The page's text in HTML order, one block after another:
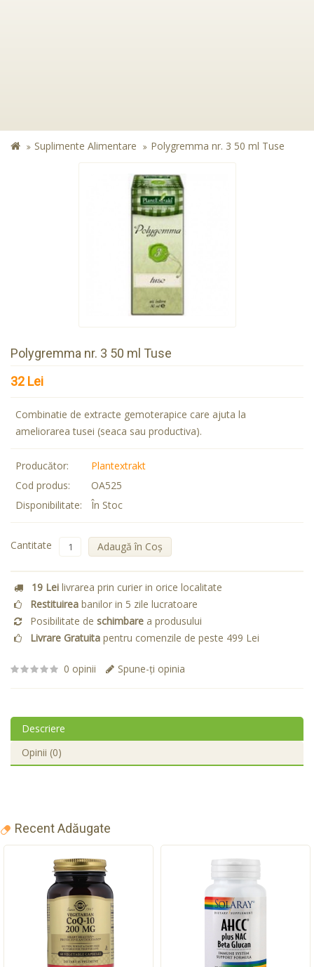
Suplimente Alimentare Polygremma nr. 3 50 ml Tuse
Polygremma nr. 3 50 ml Tuse
32 Lei
Combinatie de extracte gemoterapice care ajuta la
ameliorarea tusei (seaca sau productiva).
Producător:
Plantextrakt
Cod produs:
OA525
Disponibilitate:
În Stoc
Cantitate Adaugă în Coş
19 Lei livrarea prin curier in orice localitate
Restituirea banilor in 5 zile lucratoare
Posibilitate de schimbare a produsului
Livrare Gratuita pentru comenzile de peste 499 Lei
0 opinii Spune-ţi opinia
Descriere
Opinii (0)
Recent Adăugate